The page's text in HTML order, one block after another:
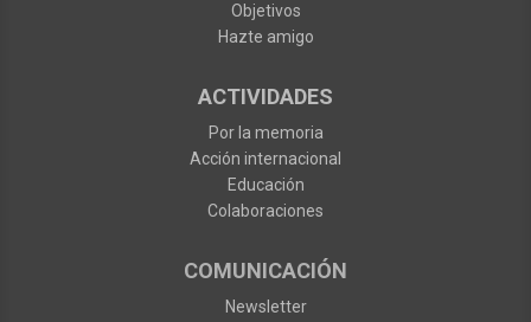
Objetivos
Hazte amigo
ACTIVIDADES
Por la memoria
Acción internacional
Educación
Colaboraciones
COMUNICACIÓN
Newsletter